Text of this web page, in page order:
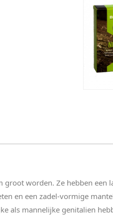
groot worden. Ze hebben een
en een zadel-vormige
als mannelijke genitalien